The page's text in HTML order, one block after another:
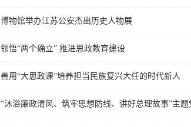
博物馆举办江苏公安杰出历史人物展
领悟“两个确立” 推进思政教育建设
善用“大思政课”培养担当民族复兴大任的时代新人
“沐浴廉政清风、筑牢思想防线、讲好总理故事”主题